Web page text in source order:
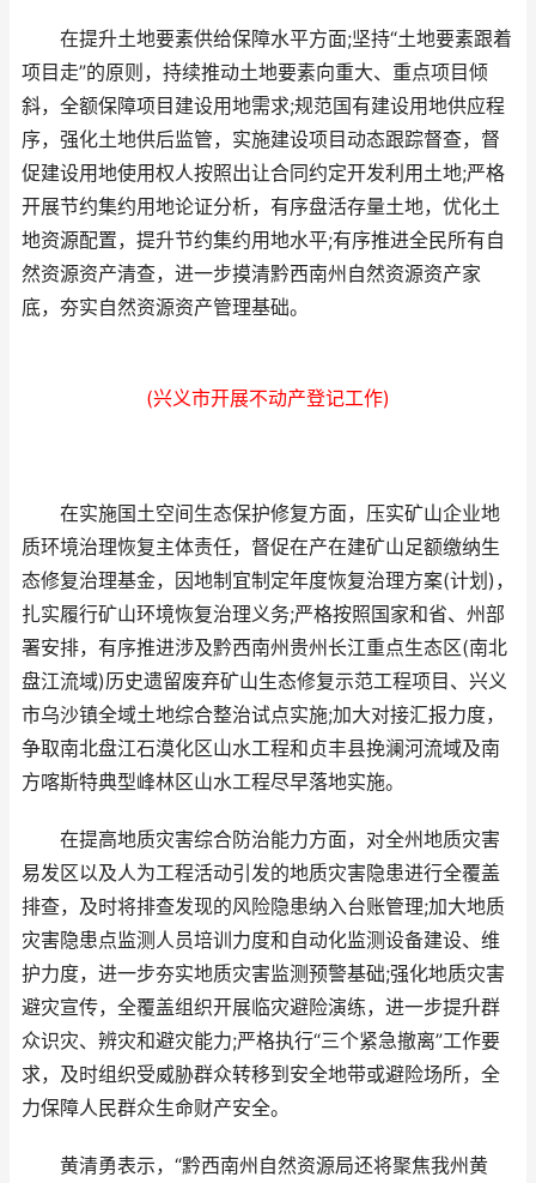
在提升土地要素供给保障水平方面;坚持“土地要素跟着
项目走”的原则，持续推动土地要素向重大、重点项目倾
斜，全额保障项目建设用地需求;规范国有建设用地供应程
序，强化土地供后监管，实施建设项目动态跟踪督查，督
促建设用地使用权人按照出让合同约定开发利用土地;严格
开展节约集约用地论证分析，有序盘活存量土地，优化土
地资源配置，提升节约集约用地水平;有序推进全民所有自
然资源资产清查，进一步摸清黔西南州自然资源资产家
底，夯实自然资源资产管理基础。
(兴义市开展不动产登记工作)
在实施国土空间生态保护修复方面，压实矿山企业地
质环境治理恢复主体责任，督促在产在建矿山足额缴纳生
态修复治理基金，因地制宜制定年度恢复治理方案(计划)，
扎实履行矿山环境恢复治理义务;严格按照国家和省、州部
署安排，有序推进涉及黔西南州贵州长江重点生态区(南北
盘江流域)历史遗留废弃矿山生态修复示范工程项目、兴义
市乌沙镇全域土地综合整治试点实施;加大对接汇报力度，
争取南北盘江石漠化区山水工程和贞丰县挽澜河流域及南
方喀斯特典型峰林区山水工程尽早落地实施。
在提高地质灾害综合防治能力方面，对全州地质灾害
易发区以及人为工程活动引发的地质灾害隐患进行全覆盖
排查，及时将排查发现的风险隐患纳入台账管理;加大地质
灾害隐患点监测人员培训力度和自动化监测设备建设、维
护力度，进一步夯实地质灾害监测预警基础;强化地质灾害
避灾宣传，全覆盖组织开展临灾避险演练，进一步提升群
众识灾、辨灾和避灾能力;严格执行“三个紧急撤离”工作要
求，及时组织受威胁群众转移到安全地带或避险场所，全
力保障人民群众生命财产安全。
黄清勇表示，“黔西南州自然资源局还将聚焦我州黄